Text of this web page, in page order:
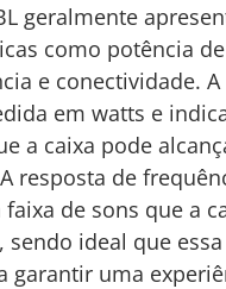
geralmente
como potência
e conectividade.
em watts e
a caixa pode
resposta de
faixa de sons que a
sendo ideal que
garantir uma